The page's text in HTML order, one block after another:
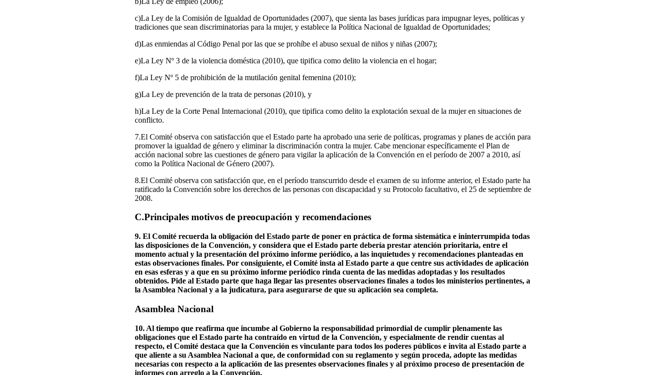
c)La Ley de la Comisión de Igualdad de Oportunidades (2007), que sienta las bases jurídicas para impugnar leyes, políticas y
tradiciones que sean discriminatorias para la mujer, y establece la Política Nacional de Igualdad de Oportunidades;
d)Las enmiendas al Código Penal por las que se prohíbe el abuso sexual de niños y niñas (2007);
e)La Ley Nº 3 de la violencia doméstica (2010), que tipifica como delito la violencia en el hogar;
f)La Ley Nº 5 de prohibición de la mutilación genital femenina (2010);
g)La Ley de prevención de la trata de personas (2010), y
h)La Ley de la Corte Penal Internacional (2010), que tipifica como delito la explotación sexual de la mujer en situaciones de
conflicto.
7.El Comité observa con satisfacción que el Estado parte ha aprobado una serie de políticas, programas y planes de acción para
promover la igualdad de género y eliminar la discriminación contra la mujer. Cabe mencionar específicamente el Plan de
acción nacional sobre las cuestiones de género para vigilar la aplicación de la Convención en el período de 2007 a 2010, así
como la Política Nacional de Género (2007).
8.El Comité observa con satisfacción que, en el período transcurrido desde el examen de su informe anterior, el Estado parte ha
ratificado la Convención sobre los derechos de las personas con discapacidad y su Protocolo facultativo, el 25 de septiembre de
2008.
C.Principales motivos de preocupación y recomendaciones
9. El Comité recuerda la obligación del Estado parte de poner en práctica de forma sistemática e ininterrumpida todas
las disposiciones de la Convención, y considera que el Estado parte debería prestar atención prioritaria, entre el
momento actual y la presentación del próximo informe periódico, a las inquietudes y recomendaciones planteadas en
estas observaciones finales. Por consiguiente, el Comité insta al Estado parte a que centre sus actividades de aplicación
en esas esferas y a que en su próximo informe periódico rinda cuenta de las medidas adoptadas y los resultados
obtenidos. Pide al Estado parte que haga llegar las presentes observaciones finales a todos los ministerios pertinentes, a
la Asamblea Nacional y a la judicatura, para asegurarse de que su aplicación sea completa.
Asamblea Nacional
10. Al tiempo que reafirma que incumbe al Gobierno la responsabilidad primordial de cumplir plenamente las
obligaciones que el Estado parte ha contraído en virtud de la Convención, y especialmente de rendir cuentas al
respecto, el Comité destaca que la Convención es vinculante para todos los poderes públicos e invita al Estado parte a
que aliente a su Asamblea Nacional a que, de conformidad con su reglamento y según proceda, adopte las medidas
necesarias con respecto a la aplicación de las presentes observaciones finales y al próximo proceso de presentación de
informes con arreglo a la Convención.